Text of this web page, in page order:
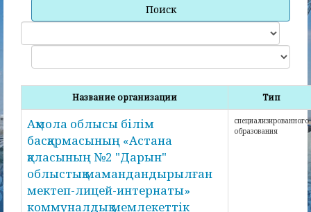
Поиск
Название организации Тип
Ақмола облысы білім
басқармасының «Астана
қаласының №2 "Дарын"
облыстық мамандандырылған
мектеп-лицей-интернаты»
коммуналдық мемлекеттік
специализированного
образования